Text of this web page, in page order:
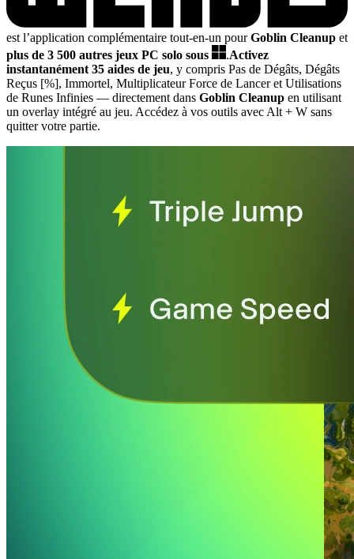
est l’application complémentaire tout-en-un pourGoblin Cleanup et
plus de 3 500 autres jeux PC solo sous
.Activez
instantanément 35 aides de jeu, y compris Pas de Dégâts, Dégâts
Reçus [%], Immortel, Multiplicateur Force de Lancer et Utilisations
de Runes Infinies — directement dans Goblin Cleanup en utilisant
un overlay intégré au jeu. Accédez à vos outils avec Alt + W sans
quitter votre partie.